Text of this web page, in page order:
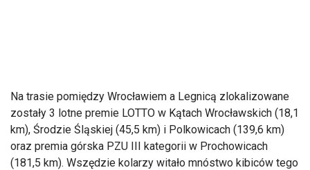
Na trasie pomiędzy Wrocławiem a Legnicą zlokalizowane
zostały 3 lotne premie LOTTO w Kątach Wrocławskich (18,1
km), Środzie Śląskiej (45,5 km) i Polkowicach (139,6 km)
oraz premia górska PZU III kategorii w Prochowicach
(181,5 km). Wszędzie kolarzy witało mnóstwo kibiców tego